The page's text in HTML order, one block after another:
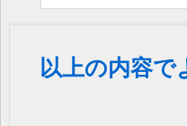
問合せはサイト掲載
以上の内容で